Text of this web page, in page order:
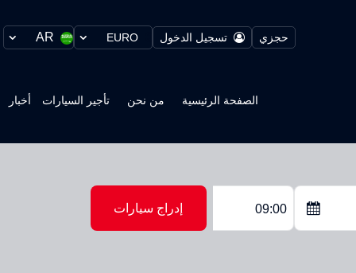
حجزي تسجيل الدخول AR EURO
الصفحة الرئيسية من نحن تأجير السيارات أخبار
09:00 إدراج سيارات